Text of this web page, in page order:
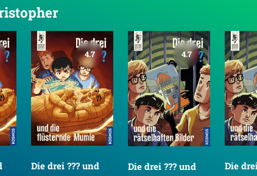
4.7
Die drei ??? und
4.7
Die drei ??? und
Die